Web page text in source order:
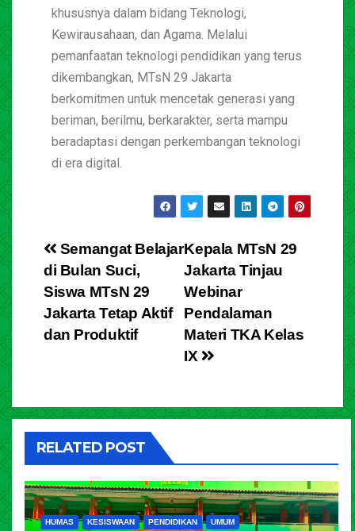
khususnya dalam bidang Teknologi,
Kewirausahaan, dan Agama. Melalui
pemanfaatan teknologi pendidikan yang terus
dikembangkan, MTsN 29 Jakarta
berkomitmen untuk mencetak generasi yang
beriman, berilmu, berkarakter, serta mampu
beradaptasi dengan perkembangan teknologi
di era digital.
Kepala MTsN 29
Jakarta Tinjau
Webinar
Pendalaman
Materi TKA Kelas
IX
⁠Semangat Belajar
di Bulan Suci,
Siswa MTsN 29
Jakarta Tetap Aktif
dan Produktif
RELATED POST
HUMAS KESISWAAN PENDIDIKAN UMUM